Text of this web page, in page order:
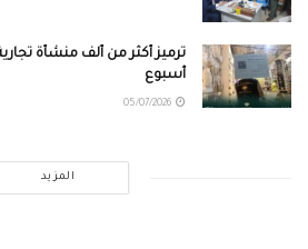
أسبوع
المزيد